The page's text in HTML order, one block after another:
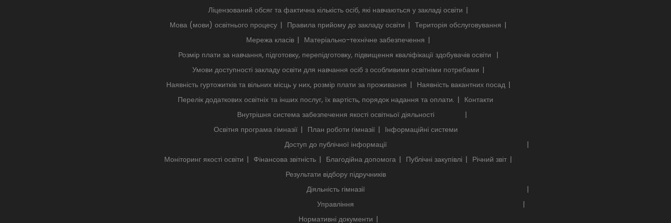
Ліцензований обсяг та фактична кількість осіб, які навчаються у закладі освіти
Мова (мови) освітнього процесу
Правила прийому до закладу освіти
Територія обслуговування
Мережа класів
Матеріально-технічне забезпечення
Розмір плати за навчання, підготовку, перепідготовку, підвищення кваліфікації здобувачів освіти
Умови доступності закладу освіти для навчання осіб з особливими освітніми потребами
Наявність гуртожитків та вільних місць у них, розмір плати за проживання
Наявність вакантних посад
Перелік додаткових освітніх та інших послуг, їх вартість, порядок надання та оплати.
Контакти
Внутрішня система забезпечення якості освітньої діяльності
Освітня програма гімназії
План роботи гімназії
Інформаційні системи
Доступ до публічної інформації
Моніторинг якості освіти
Фінансова звітність Благодійна допомога Публічні закупівлі
Річний звіт
Результати відбору підручників
Діяльність гімназії
Управління
Нормативні документи